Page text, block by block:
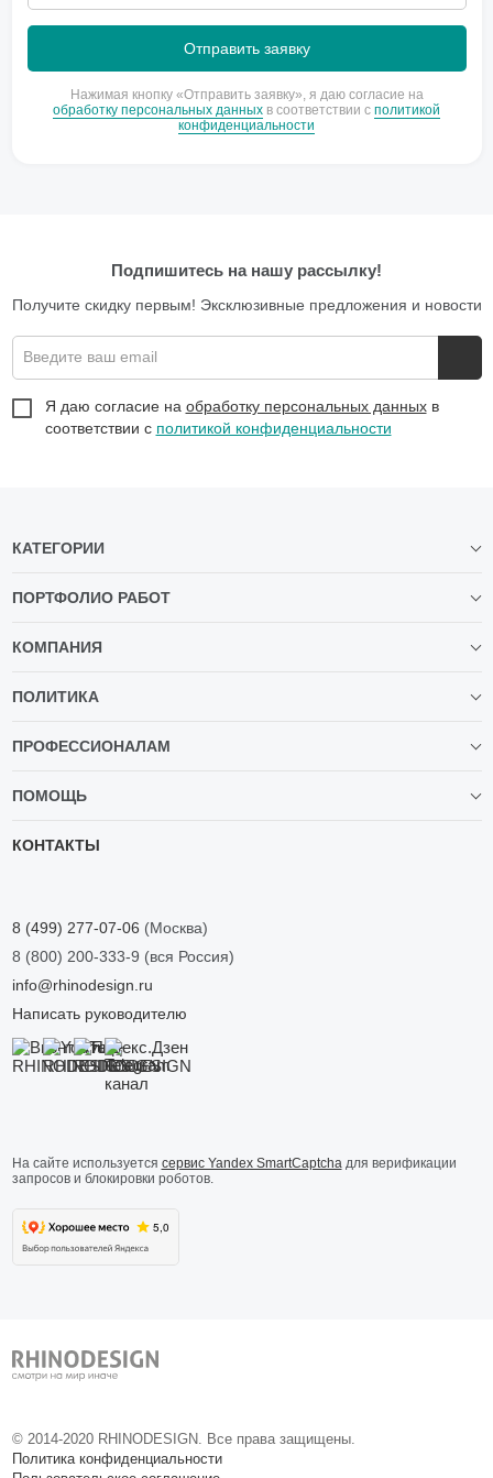
Нажимая кнопку «Отправить заявку», я даю согласие на
обработку персональных данных в соответствии с политикой
конфиденциальности
Подпишитесь на нашу рассылку!
Получите скидку первым! Эксклюзивные предложения и новости
Введите ваш email
Я даю согласие на обработку персональных данныхв
соответствии с политикой конфиденциальности
КАТЕГОРИИ
ПОРТФОЛИО РАБОТ
КОМПАНИЯ
ПОЛИТИКА
ПРОФЕССИОНАЛАМ
ПОМОЩЬ
КОНТАКТЫ
8 (499) 277-07-06 (Москва)
8 (800) 200-333-9 (вся Россия)
info@rhinodesign.ru
Написать руководителю
На сайте используется сервис Yandex SmartCaptcha для верификации
запросов и блокировки роботов.
© 2014-2020RHINODESIGN. Все права защищены.
Политика конфиденциальности